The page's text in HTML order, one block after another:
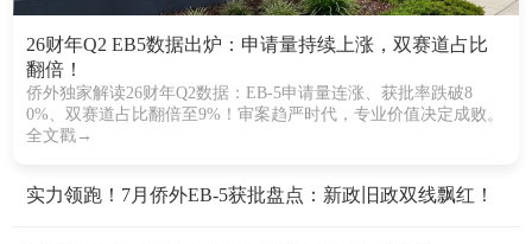
26财年Q2 EB5数据出炉：申请量持续上涨，双赛道占比
翻倍！
侨外独家解读26财年Q2数据：EB-5申请量连涨、获批率跌破8
0%、双赛道占比翻倍至9%！审案趋严时代，专业价值决定成败。
全文戳→
实力领跑！7月侨外EB-5获批盘点：新政旧政双线飘红！